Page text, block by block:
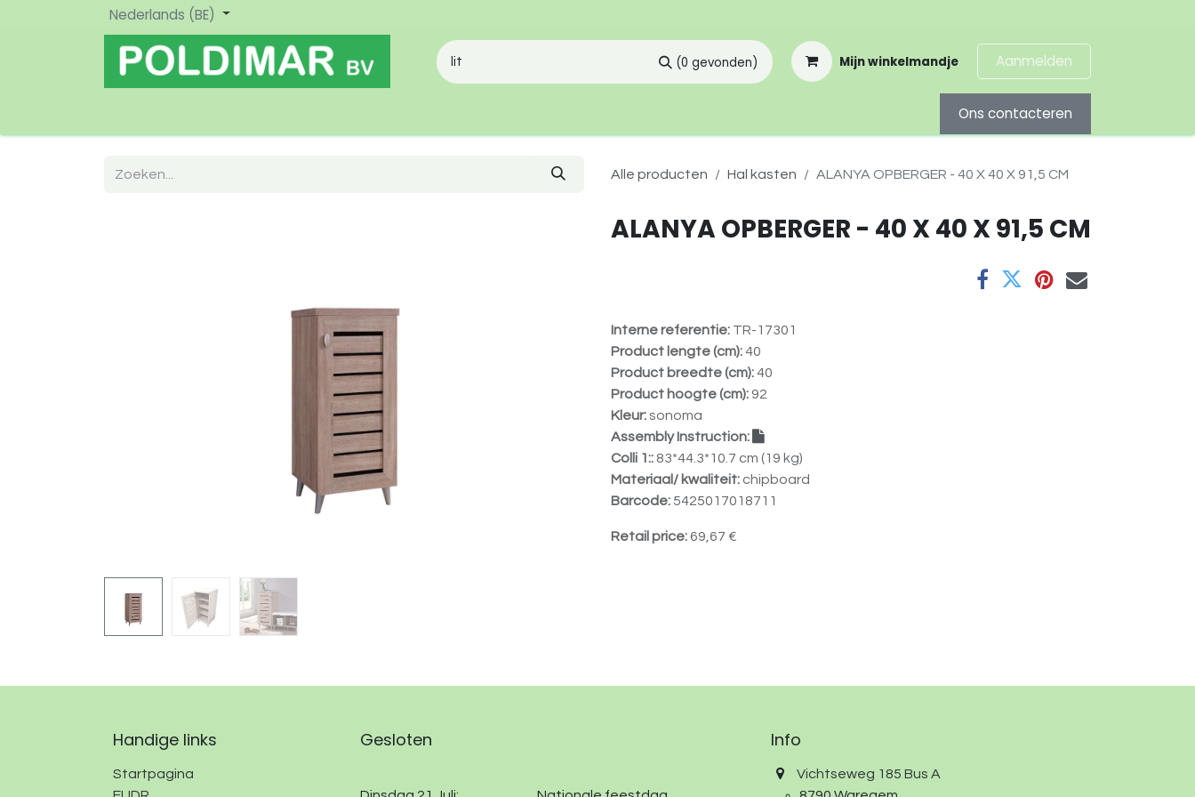
Nederlands (BE)
(0 gevonden) Mijn winkelmandje Aanmelden
Ons contacteren
Alle producten Hal kasten ALANYA OPBERGER - 40 X 40 X 91,5 CM
ALANYA OPBERGER - 40 X 40 X 91,5 CM
Interne referentie: TR-17301
Product lengte (cm):40
Product breedte (cm):40
Product hoogte (cm): 92
Kleur:sonoma
Assembly Instruction:
Colli 1:: 83*44.3*10.7 cm (19 kg)
Materiaal/ kwaliteit: chipboard
Barcode:5425017018711
Retail price:69,67 €
Handige links
Startpagina
Gesloten Info
Vichtseweg 185 Bus A